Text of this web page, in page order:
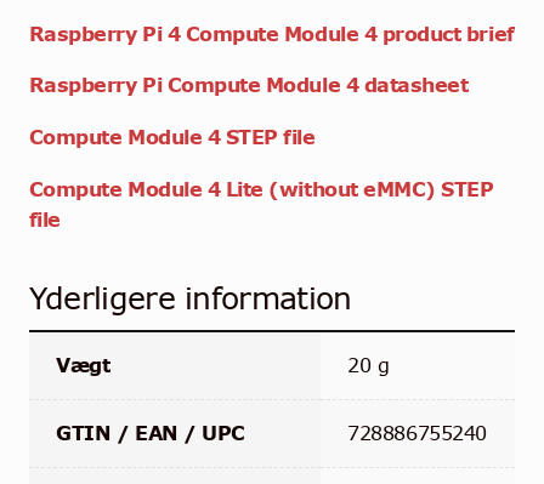
Raspberry Pi 4 Compute Module 4 product brief
Raspberry Pi Compute Module 4 datasheet
Compute Module 4 STEP file
Compute Module 4 Lite (without eMMC) STEP
file
Yderligere information
Vægt 20 g
GTIN / EAN / UPC 728886755240